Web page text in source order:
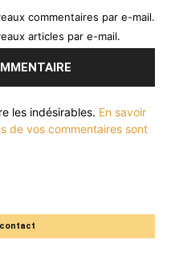
commentaires par e-mail.
articles par e-mail.
les indésirables. En savoir
de vos commentaires sont
contact